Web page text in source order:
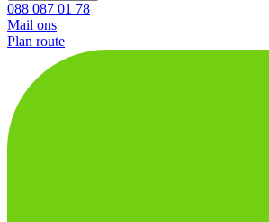
088 087 01 78
Mail ons
Plan route